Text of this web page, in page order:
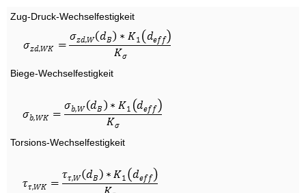
Zug-Druck-Wechselfestigkeit
Biege-Wechselfestigkeit
Torsions-Wechselfestigkeit